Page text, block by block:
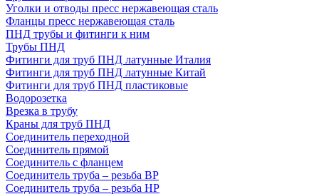
Уголки и отводы пресс нержавеющая сталь
Фланцы пресс нержавеющая сталь
ПНД трубы и фитинги к ним
Трубы ПНД
Фитинги для труб ПНД латунные Италия
Фитинги для труб ПНД латунные Китай
Фитинги для труб ПНД пластиковые
Водорозетка
Врезка в трубу
Краны для труб ПНД
Соединитель переходной
Соединитель прямой
Соединитель с фланцем
Соединитель труба – резьба ВР
Соединитель труба – резьба НР